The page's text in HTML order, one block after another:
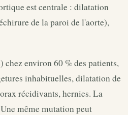
est centrale : dilatation
de la paroi de l'aorte),
environ 60 % des patients,
inhabituelles, dilatation de
récidivants, hernies. La
même mutation peut